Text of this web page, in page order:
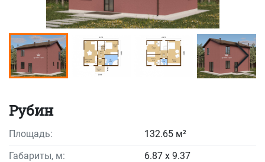
Рубин
Площадь:
132.65 м²
Габариты, м:
6.87 x 9.37